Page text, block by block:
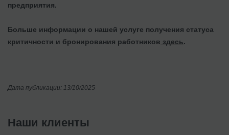
предприятия.
Больше информации о нашей услуге получения статуса
критичности и бронирования работников здесь.
Дата публикации: 13/10/2025
Наши клиенты